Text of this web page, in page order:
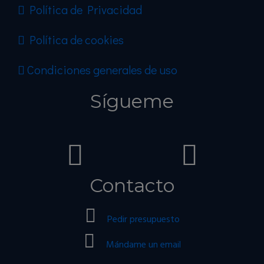
Política de Privacidad
Política de cookies
Condiciones generales de uso
Sígueme
Contacto
Pedir presupuesto
Mándame un email